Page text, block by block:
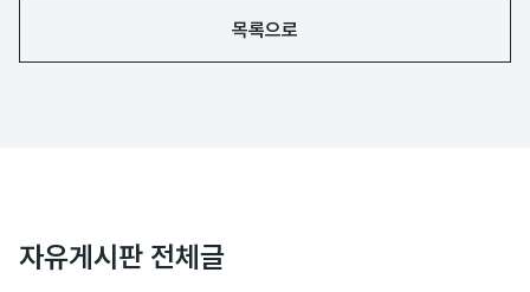
목록으로
자유게시판 전체글